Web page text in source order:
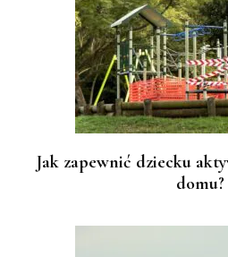
Jak zapewnić dziecku
domu?